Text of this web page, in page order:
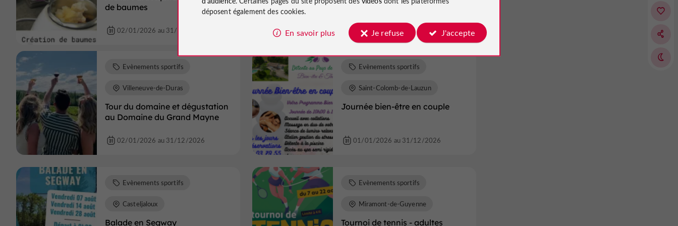
de baumes
02/01/2026 au 31/12/2026
au Domaine du Grand Mayne
02/01/2026 au 31/12/2026
Tour du domaine et dégustation
au Domaine du Grand Mayne
Evènements sportifs
Villeneuve-de-Duras
02/01/2026 au 31/12/2026
Journée bien-être en couple
Evènements sportifs
Saint-Colomb-de-Lauzun
01/01/2026 au 31/12/2026
Balade en Segway
Evènements sportifs
Casteljaloux
Tournoi de tennis - adultes
Evènements sportifs
Miramont-de-Guyenne
déposent également des cookies.
En savoir plus Je refuse J'accepte